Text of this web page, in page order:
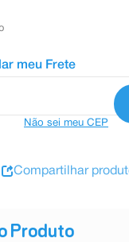
Produto
Não sei meu CEP
Compartilhar